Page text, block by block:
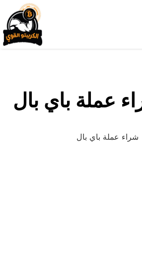
عملة باي بال